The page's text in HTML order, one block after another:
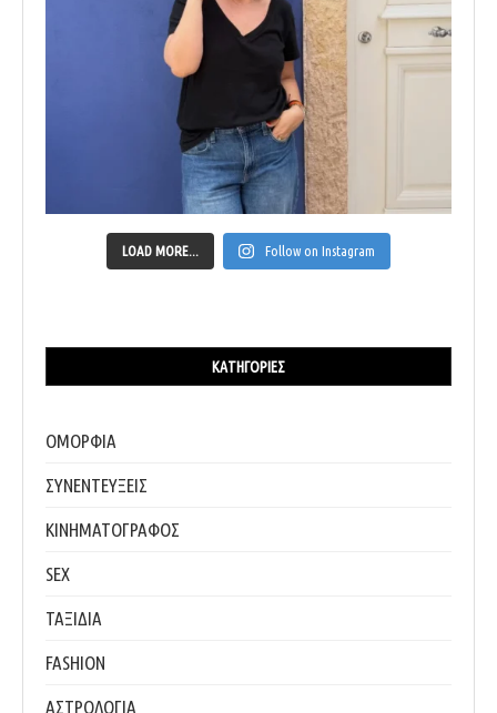
LOAD MORE... Follow on Instagram
ΚΑΤΗΓΟΡΊΕΣ
ΟΜΟΡΦΙΑ
ΣΥΝΕΝΤΕΥΞΕΙΣ
ΚΙΝΗΜΑΤΟΓΡΑΦΟΣ
SEX
ΤΑΞΙΔΙΑ
FASHION
ΑΣΤΡΟΛΟΓΙΑ